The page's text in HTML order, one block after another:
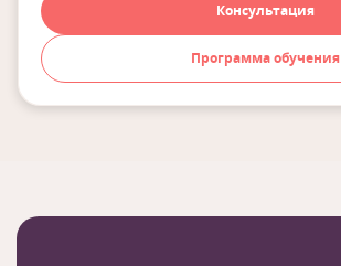
Консультация
Программа обучения